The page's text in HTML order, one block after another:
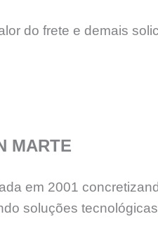
do frete e demais
MARTE
em 2001
soluções